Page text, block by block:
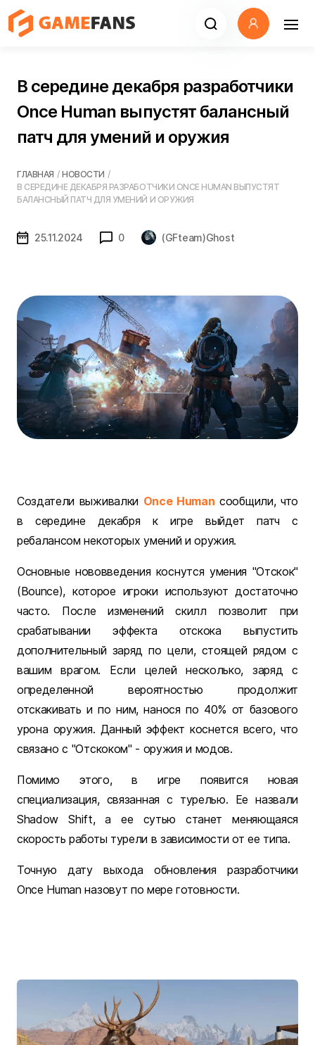
В середине декабря разработчики
Once Human выпустят балансный
патч для умений и оружия
ГЛАВНАЯ / НОВОСТИ /
В СЕРЕДИНЕ ДЕКАБРЯ РАЗРАБОТЧИКИ ONCE HUMAN ВЫПУСТЯТ
БАЛАНСНЫЙ ПАТЧ ДЛЯ УМЕНИЙ И ОРУЖИЯ
25.11.2024 0 (GFteam)Ghost
Создатели выживалки Once Human сообщили, что
в середине декабря к игре выйдет патч с
ребалансом некоторых умений и оружия.
Основные нововведения коснутся умения "Отскок"
(Bounce), которое игроки используют достаточно
часто. После изменений скилл позволит при
срабатывании эффекта отскока выпустить
дополнительный заряд по цели, стоящей рядом с
вашим врагом. Если целей несколько, заряд с
определенной вероятностью продолжит
отскакивать и по ним, нанося по 40% от базового
урона оружия. Данный эффект коснется всего, что
связано с "Отскоком" - оружия и модов.
Помимо этого, в игре появится новая
специализация, связанная с турелью. Ее назвали
Shadow Shift, а ее сутью станет меняющаяся
скорость работы турели в зависимости от ее типа.
Точную дату выхода обновления разработчики
Once Human назовут по мере готовности.